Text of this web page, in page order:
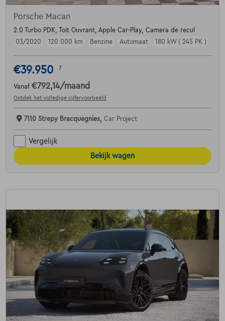
Porsche Macan
2.0 Turbo PDK, Toit Ouvrant, Apple Car-Play, Camera de recul
03/2020
120.000 km Benzine Automaat 180 kW ( 245 PK )
€39.950 1
Vanaf €792,14/maand
Ontdek het volledige cijfervoorbeeld
7110 Strepy Bracquegnies, Car Project
Vergelijk
Bekijk wagen